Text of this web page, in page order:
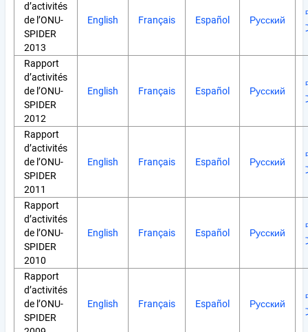
d’activités
de l’ONU-
SPIDER
2013
English Français Español Русский
Rapport
d’activités
de l’ONU-
SPIDER
2012
English Français Español Русский
Rapport
d’activités
de l’ONU-
SPIDER
2011
English Français Español Русский
Rapport
d’activités
de l’ONU-
SPIDER
2010
English Français Español Русский
Rapport
d’activités
de l’ONU-
SPIDER
English Français Español Русский